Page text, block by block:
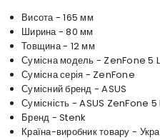
Висота - 165 мм
Ширина - 80 мм
Товщина - 12 мм
Сумісна модель - ZenFone 5
Сумісна серія - ZenFone
Сумісний бренд - ASUS
Сумісність - ASUS ZenFone
Бренд - Stenk
Країна-виробник товару -